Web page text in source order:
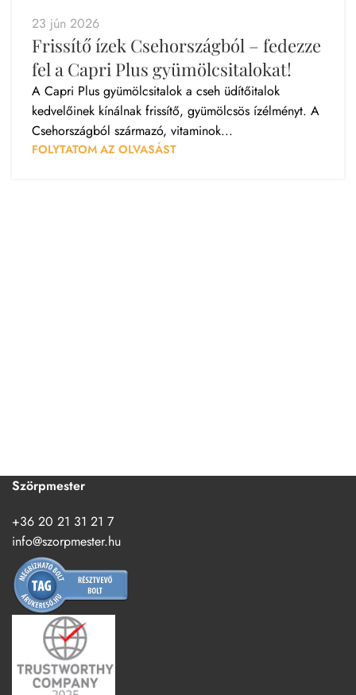
23 jún 2026
Frissítő ízek Csehországból – fedezze
fel a Capri Plus gyümölcsitalokat!
A Capri Plus gyümölcsitalok a cseh üdítőitalok
kedvelőinek kínálnak frissítő, gyümölcsös ízélményt. A
Csehországból származó, vitaminok...
FOLYTATOM AZ OLVASÁST
Szörpmester
+36 20 21 31 21 7
info@szorpmester.hu